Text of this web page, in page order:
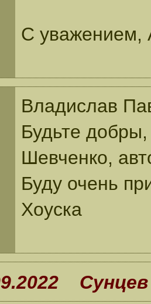
С уважением,
Владислав
Будьте
Шевченко,
Буду очень
Хоуска